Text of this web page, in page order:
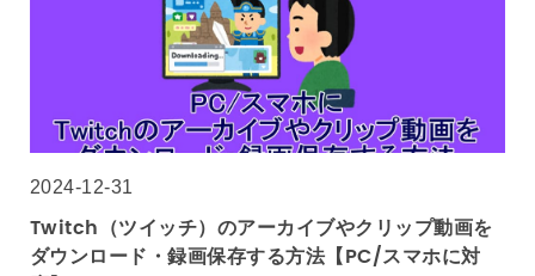
2024-12-31
Twitch（ツイッチ）のアーカイブやクリップ動画を
ダウンロード・録画保存する方法【PC/スマホに対